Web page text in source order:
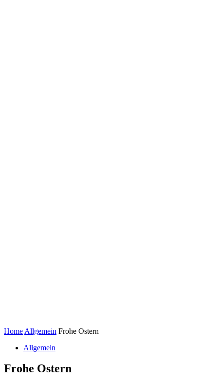
Home Allgemein Frohe Ostern
Allgemein
Frohe Ostern